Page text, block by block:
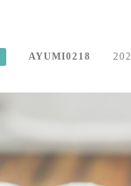
AYUMI0218